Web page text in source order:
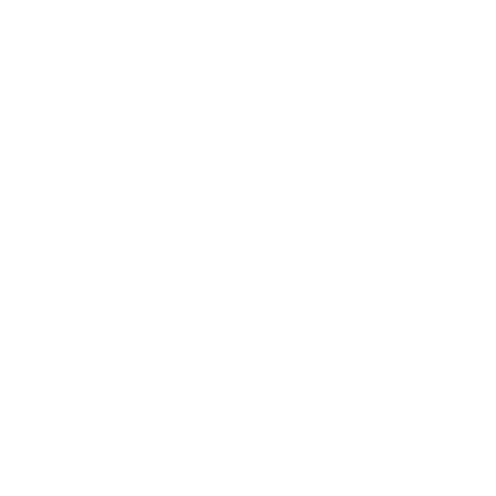
ありません。
です。
ず変更すること